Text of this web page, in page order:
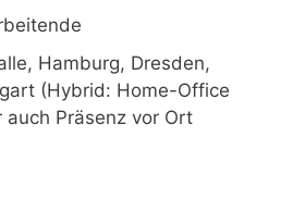
Hamburg, Dresden,
(Hybrid: Home-Office
auch Präsenz vor Ort